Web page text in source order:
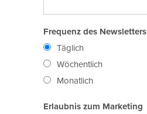
Frequenz des Newsletters
Täglich
Wöchentlich
Monatlich
Erlaubnis zum Marketing